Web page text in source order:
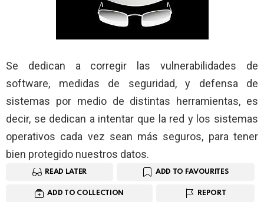
Se dedican a corregir las vulnerabilidades de
software, medidas de seguridad, y defensa de
sistemas por medio de distintas herramientas, es
decir, se dedican a intentar que la red y los sistemas
operativos cada vez sean más seguros, para tener
bien protegido nuestros datos.
READ LATER ADD TO FAVOURITES
ADD TO COLLECTION REPORT